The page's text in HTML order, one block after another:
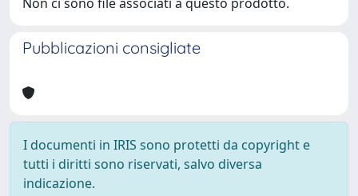
Pubblicazioni consigliate
I documenti in IRIS sono protetti da copyright e
tutti i diritti sono riservati, salvo diversa
indicazione.